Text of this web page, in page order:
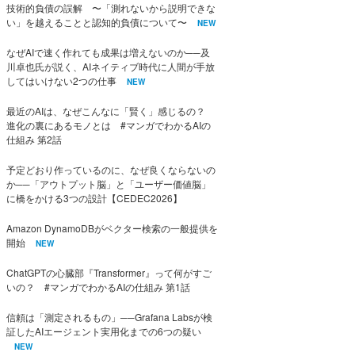
技術的負債の誤解 〜「測れないから説明できな
い」を越えることと認知的負債について〜
NEW
なぜAIで速く作れても成果は増えないのか──及
川卓也氏が説く、AIネイティブ時代に人間が手放
してはいけない2つの仕事
NEW
最近のAIは、なぜこんなに「賢く」感じるの？
進化の裏にあるモノとは #マンガでわかるAIの
仕組み 第2話
予定どおり作っているのに、なぜ良くならないの
か──「アウトプット脳」と「ユーザー価値脳」
に橋をかける3つの設計【CEDEC2026】
Amazon DynamoDBがベクター検索の一般提供を
開始
NEW
ChatGPTの心臓部『Transformer』って何がすご
いの？ #マンガでわかるAIの仕組み 第1話
信頼は「測定されるもの」──Grafana Labsが検
証したAIエージェント実用化までの6つの疑い
NEW